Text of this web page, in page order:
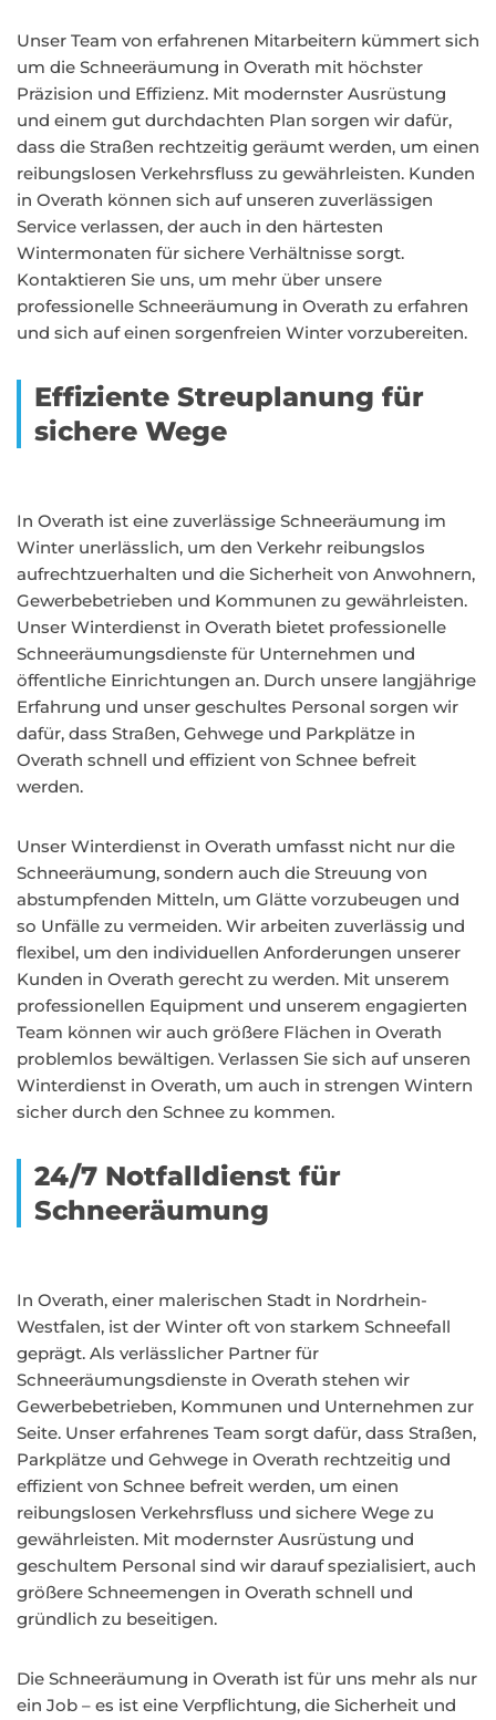
Unser Team von erfahrenen Mitarbeitern kümmert sich
um die Schneeräumung in Overath mit höchster
Präzision und Effizienz. Mit modernster Ausrüstung
und einem gut durchdachten Plan sorgen wir dafür,
dass die Straßen rechtzeitig geräumt werden, um einen
reibungslosen Verkehrsfluss zu gewährleisten. Kunden
in Overath können sich auf unseren zuverlässigen
Service verlassen, der auch in den härtesten
Wintermonaten für sichere Verhältnisse sorgt.
Kontaktieren Sie uns, um mehr über unsere
professionelle Schneeräumung in Overath zu erfahren
und sich auf einen sorgenfreien Winter vorzubereiten.
Effiziente Streuplanung für
sichere Wege
In Overath ist eine zuverlässige Schneeräumung im
Winter unerlässlich, um den Verkehr reibungslos
aufrechtzuerhalten und die Sicherheit von Anwohnern,
Gewerbebetrieben und Kommunen zu gewährleisten.
Unser Winterdienst in Overath bietet professionelle
Schneeräumungsdienste für Unternehmen und
öffentliche Einrichtungen an. Durch unsere langjährige
Erfahrung und unser geschultes Personal sorgen wir
dafür, dass Straßen, Gehwege und Parkplätze in
Overath schnell und effizient von Schnee befreit
werden.
Unser Winterdienst in Overath umfasst nicht nur die
Schneeräumung, sondern auch die Streuung von
abstumpfenden Mitteln, um Glätte vorzubeugen und
so Unfälle zu vermeiden. Wir arbeiten zuverlässig und
flexibel, um den individuellen Anforderungen unserer
Kunden in Overath gerecht zu werden. Mit unserem
professionellen Equipment und unserem engagierten
Team können wir auch größere Flächen in Overath
problemlos bewältigen. Verlassen Sie sich auf unseren
Winterdienst in Overath, um auch in strengen Wintern
sicher durch den Schnee zu kommen.
24/7 Notfalldienst für
Schneeräumung
In Overath, einer malerischen Stadt in Nordrhein-
Westfalen, ist der Winter oft von starkem Schneefall
geprägt. Als verlässlicher Partner für
Schneeräumungsdienste in Overath stehen wir
Gewerbebetrieben, Kommunen und Unternehmen zur
Seite. Unser erfahrenes Team sorgt dafür, dass Straßen,
Parkplätze und Gehwege in Overath rechtzeitig und
effizient von Schnee befreit werden, um einen
reibungslosen Verkehrsfluss und sichere Wege zu
gewährleisten. Mit modernster Ausrüstung und
geschultem Personal sind wir darauf spezialisiert, auch
größere Schneemengen in Overath schnell und
gründlich zu beseitigen.
Die Schneeräumung in Overath ist für uns mehr als nur
ein Job – es ist eine Verpflichtung, die Sicherheit und